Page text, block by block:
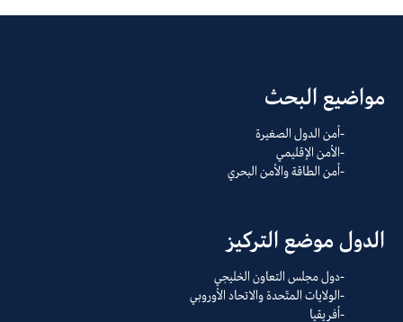
مواضيع البحث
أمن الدول الصغيرة
الأمن الإقليمي
أمن الطاقة والأمن البحري
الدول موضع التركيز
دول مجلس التعاون الخليجي
الولايات المتّحدة والاتحاد الأوروبي
أفريقيا